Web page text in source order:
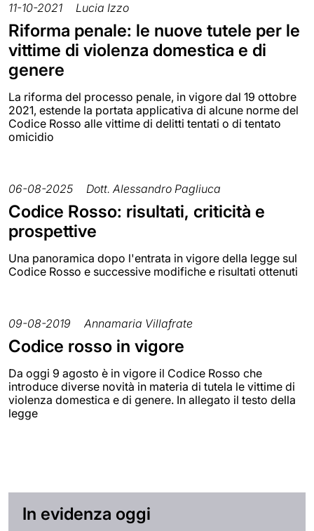
11-10-2021 Lucia Izzo
Riforma penale: le nuove tutele per le
vittime di violenza domestica e di
genere
La riforma del processo penale, in vigore dal 19 ottobre
2021, estende la portata applicativa di alcune norme del
Codice Rosso alle vittime di delitti tentati o di tentato
omicidio
06-08-2025 Dott. Alessandro Pagliuca
Codice Rosso: risultati, criticità e
prospettive
Una panoramica dopo l'entrata in vigore della legge sul
Codice Rosso e successive modifiche e risultati ottenuti
09-08-2019 Annamaria Villafrate
Codice rosso in vigore
Da oggi 9 agosto è in vigore il Codice Rosso che
introduce diverse novità in materia di tutela le vittime di
violenza domestica e di genere. In allegato il testo della
legge
In evidenza oggi